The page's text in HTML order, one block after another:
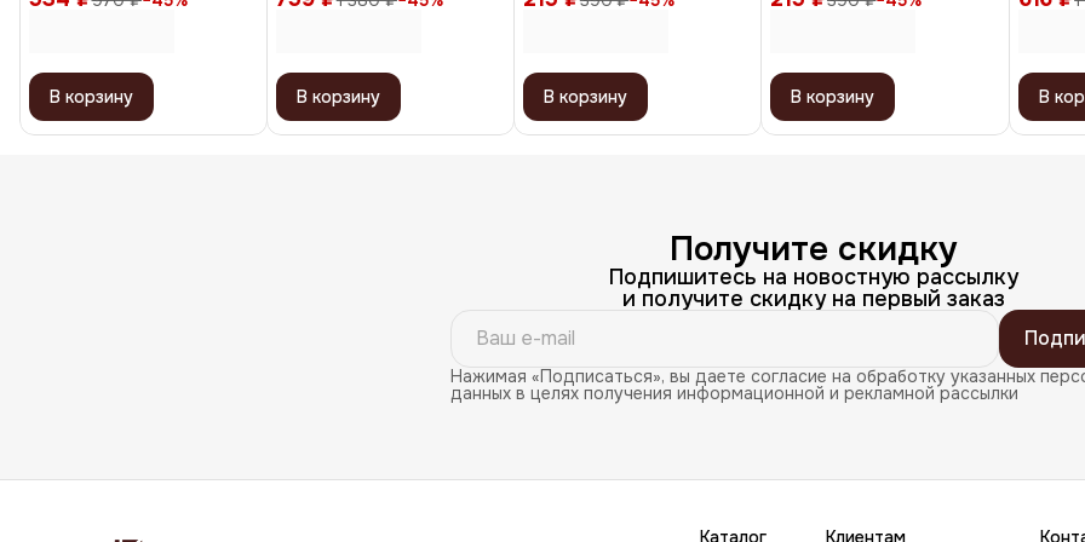
В корзину
50 мл
В корзину
грейпфрут, 12 мл
В корзину В корзину В
Получите скидку
Подпишитесь на новостную рассылку
и получите скидку на первый заказ
Нажимая «Подписаться», вы даете согласие на обработку указанных
данных в целях получения информационной и рекламной рассылки
Каталог Клиентам